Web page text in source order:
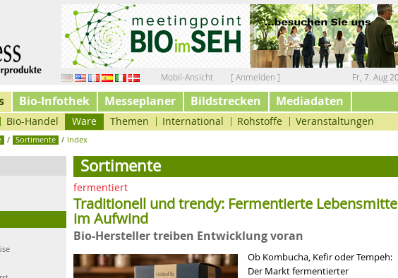
Mobil-Ansicht [ Anmelden ] Fr, 7. Aug
Bio-Handel Ware Themen International Rohstoffe Veranstaltungen
Bio-Infothek Messeplaner Bildstrecken Mediadaten
/ Sortimente / Index
Sortimente
fermentiert
Traditionell und trendy: Fermentierte
im Aufwind
Bio-Hersteller treiben Entwicklung voran
Ob Kombucha, Kefir oder Tempeh:
Der Markt fermentierter